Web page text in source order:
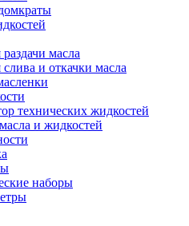
масла
и откачки масла
технических жидкостей
и жидкостей
наборы